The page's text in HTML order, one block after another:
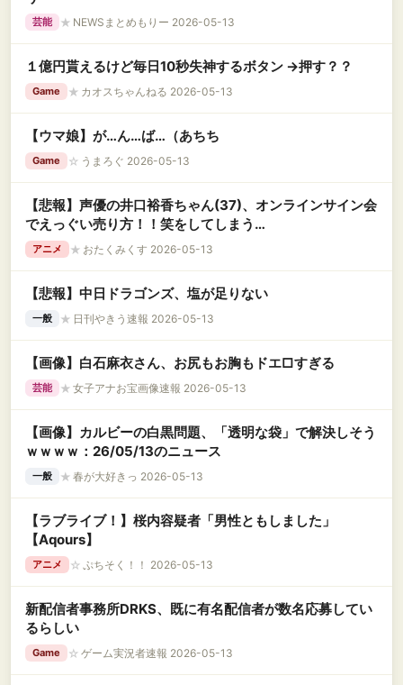
芸能 ★ NEWSまとめもりー 2026-05-13
１億円貰えるけど毎日10秒失神するボタン →押す？？
Game ★ カオスちゃんねる 2026-05-13
【ウマ娘】が…ん…ば…（あちち
Game ☆ うまろぐ 2026-05-13
【悲報】声優の井口裕香ちゃん(37)、オンラインサイン会
でえっぐい売り方！！笑をしてしまう…
アニメ ★ おたくみくす 2026-05-13
【悲報】中日ドラゴンズ、塩が足りない
一般 ★ 日刊やきう速報 2026-05-13
【画像】白石麻衣さん、お尻もお胸もドエ□すぎる
芸能 ★ 女子アナお宝画像速報 2026-05-13
【画像】カルビーの白黒問題、「透明な袋」で解決しそう
ｗｗｗｗ：26/05/13のニュース
一般 ★ 春が大好きっ 2026-05-13
【ラブライブ！】桜内容疑者「男性ともしました」
【Aqours】
アニメ ☆ ぷちそく！！ 2026-05-13
新配信者事務所DRKS、既に有名配信者が数名応募してい
るらしい
Game ☆ ゲーム実況者速報 2026-05-13